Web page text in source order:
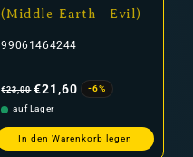
(Middle-Earth - Evil)
99061464244
Preis
€23,00 €21,60
-6%
auf Lager
In den Warenkorb legen